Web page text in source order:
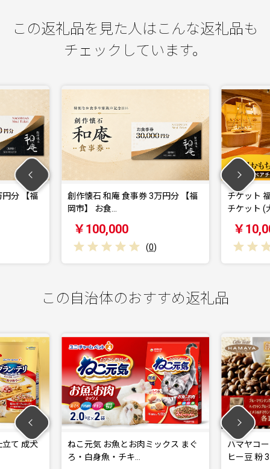
この返礼品を見た人はこんな返礼品も
チェックしています。
創作懐石 和庵 食事券 3万円分 【福
(0)
チケット 福岡おもちゃ美術
(0)
この自治体のおすすめ返礼品
犬
ねこ元気 お魚とお肉ミックス まぐ
ろ・白身魚・チキ…
ハマヤコーヒー
ヒー豆 粉 3…